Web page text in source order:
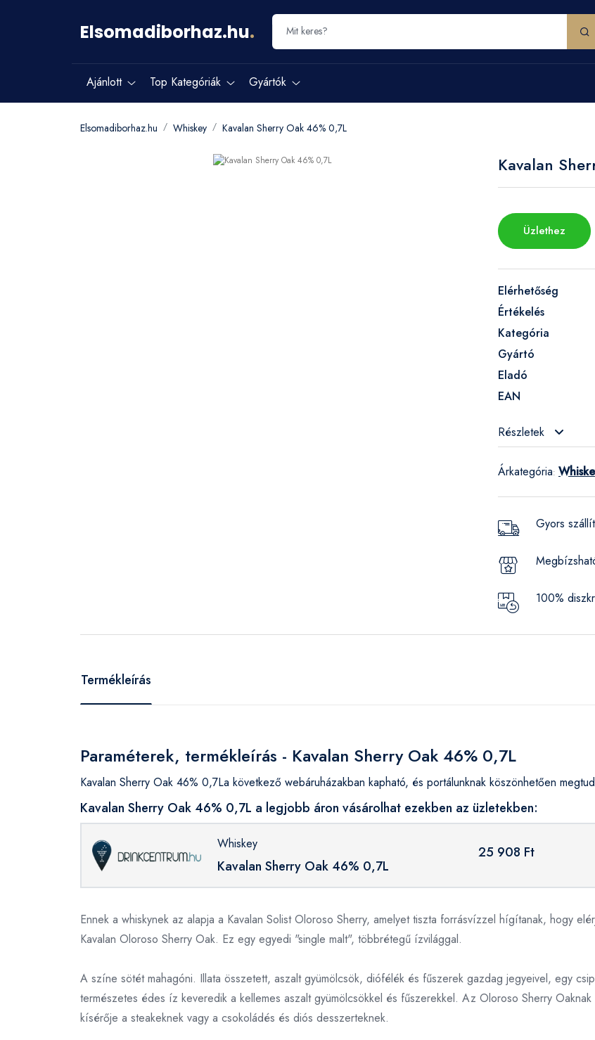
Elsomadiborhaz.hu.
Ajánlott Top Kategóriák Gyártók
Elsomadiborhaz.hu Whiskey Kavalan Sherry Oak 46% 0,7L
Kavalan
Üzlethez
Elérhetőség
Értékelés
Kategória
Gyártó
Eladó
EAN
Részletek
Árkategória:
Gyors
100%
Termékleírás
Paraméterek, termékleírás - Kavalan Sherry Oak 46% 0,7L
Kavalan Sherry Oak 46% 0,7La következő webáruházakban kapható, és portálunknak köszönhetően
Kavalan Sherry Oak 46% 0,7L a legjobb áron vásárolhat ezekben az üzletekben:
Whiskey
Kavalan Sherry Oak 46% 0,7L
25 908 Ft
Ennek a whiskynek az alapja a Kavalan Solist Oloroso Sherry, amelyet tiszta forrásvízzel hígítanak, hogy
Kavalan Oloroso Sherry Oak. Ez egy egyedi "single malt", többrétegű ízvilággal.
A színe sötét mahagóni. Illata összetett, aszalt gyümölcsök, diófélék és fűszerek gazdag jegyeivel, egy
természetes édes íz keveredik a kellemes aszalt gyümölcsökkel és fűszerekkel. Az Oloroso Sherry
kísérője a steakeknek vagy a csokoládés és diós desszerteknek.